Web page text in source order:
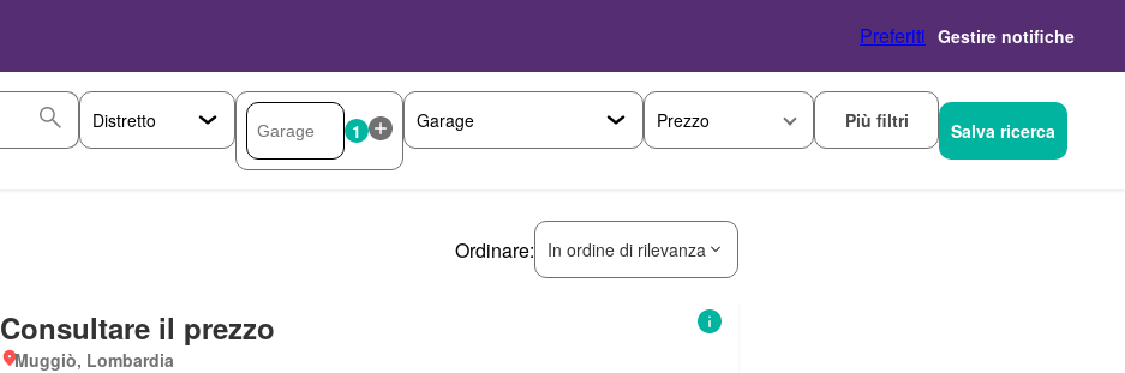
Preferiti Gestire notifiche
1 Prezzo Più filtri Salva ricerca
Ordinare: In ordine di rilevanza
Consultare il prezzo
Muggiò, Lombardia